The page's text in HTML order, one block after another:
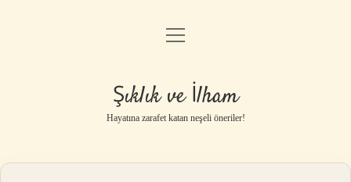
Anasayfa
Gizlilik Politikası
Yasal Uyarı
menüyü
Şıklık ve İlham
Hayatına zarafet katan neşeli öneriler!